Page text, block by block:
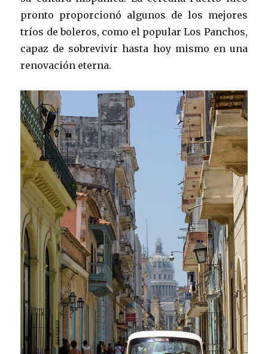
pronto proporcionó algunos de los mejores
tríos de boleros, como el popular Los Panchos,
capaz de sobrevivir hasta hoy mismo en una
renovación eterna.